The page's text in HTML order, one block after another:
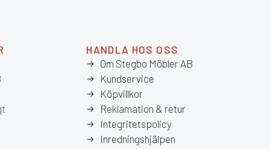
HANDLA HOS OSS
Om Stegbo Möbler AB
Kundservice
Köpvillkor
Reklamation & retur
Integritetspolicy
Inredningshjälpen